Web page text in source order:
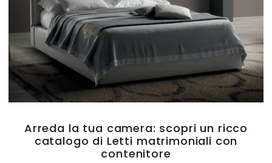
Arreda la tua camera: scopri un ricco
catalogo di Letti matrimoniali con
contenitore